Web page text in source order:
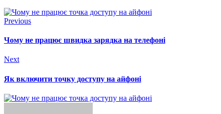
Previous
Чому не працює швидка зарядка на телефоні
Next
Як включити точку доступу на айфоні